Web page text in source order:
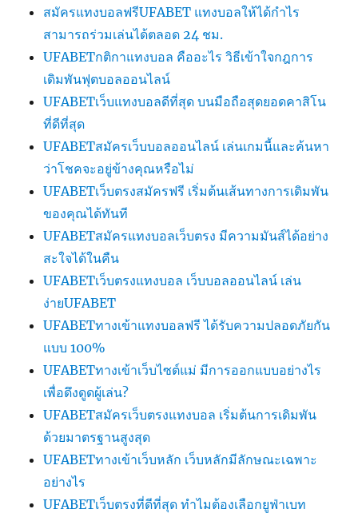
สมัครแทงบอลฟรีUFABET แทงบอลให้ได้กำไร
สามารถร่วมเล่นได้ตลอด 24 ชม.
UFABETกติกาแทงบอล คืออะไร วิธีเข้าใจกฎการ
เดิมพันฟุตบอลออนไลน์
UFABETเว็บแทงบอลดีที่สุด บนมือถือสุดยอดคาสิโน
ที่ดีที่สุด
UFABETสมัครเว็บบอลออนไลน์ เล่นเกมนี้และค้นหา
ว่าโชคจะอยู่ข้างคุณหรือไม่
UFABETเว็บตรงสมัครฟรี เริ่มต้นเส้นทางการเดิมพัน
ของคุณได้ทันที
UFABETสมัครแทงบอลเว็บตรง มีความมันส์ได้อย่าง
สะใจได้ในคืน
UFABETเว็บตรงแทงบอล เว็บบอลออนไลน์ เล่น
ง่ายUFABET
UFABETทางเข้าแทงบอลฟรี ได้รับความปลอดภัยกัน
แบบ 100%
UFABETทางเข้าเว็บไซต์แม่ มีการออกแบบอย่างไร
เพื่อดึงดูดผู้เล่น?
UFABETสมัครเว็บตรงแทงบอล เริ่มต้นการเดิมพัน
ด้วยมาตรฐานสูงสุด
UFABETทางเข้าเว็บหลัก เว็บหลักมีลักษณะเฉพาะ
อย่างไร
UFABETเว็บตรงที่ดีที่สุด ทำไมต้องเลือกยูฟ่าเบท